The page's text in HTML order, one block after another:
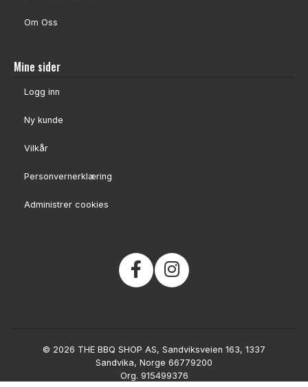
Om Oss
Mine sider
Logg inn
Ny kunde
Vilkår
Personvernerklæring
Administrer cookies
© 2026 THE BBQ SHOP AS, Sandviksveien 163, 1337
Sandvika, Norge 66779200
Org. 915499376